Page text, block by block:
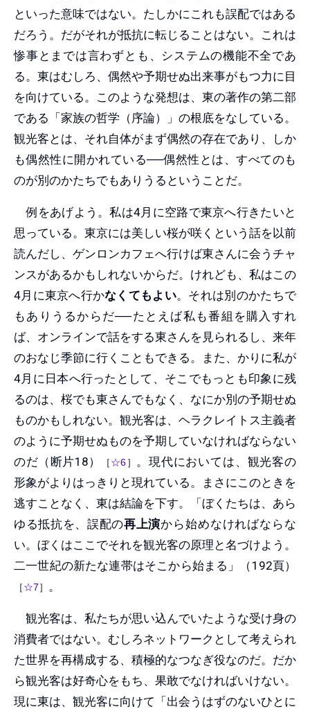
といった意味ではない。たしかにこれも誤配ではある
だろう。だがそれが抵抗に転じることはない。これは
惨事とまでは言わずとも、システムの機能不全であ
る。東はむしろ、偶然や予期せぬ出来事がもつ力に目
を向けている。このような発想は、東の著作の第二部
である「家族の哲学（序論）」の根底をなしている。
観光客とは、それ自体がまず偶然の存在であり、しか
も偶然性に開かれている──偶然性とは、すべてのも
のが別のかたちでもありうるということだ。
例をあげよう。私は4月に空路で東京へ行きたいと
思っている。東京には美しい桜が咲くという話を以前
読んだし、ゲンロンカフェへ行けば東さんに会うチャ
ンスがあるかもしれないからだ。けれども、私はこの
4月に東京へ行かなくてもよい。それは別のかたちで
もありうるからだ──たとえば私も番組を購入すれ
ば、オンラインで話をする東さんを見られるし、来年
のおなじ季節に行くこともできる。また、かりに私が
4月に日本へ行ったとして、そこでもっとも印象に残
るのは、桜でも東さんでもなく、なにか別の予期せぬ
ものかもしれない。観光客は、ヘラクレイトス主義者
のように予期せぬものを予期していなければならない
のだ（断片18）
［ ☆6 ］
。現代においては、観光客の
形象がよりはっきりと現れている。まさにこのときを
逃すことなく、東は結論を下す。「ぼくたちは、あら
ゆる抵抗を、誤配の再上演から始めなければならな
い。ぼくはここでそれを観光客の原理と名づけよう。
二一世紀の新たな連帯はそこから始まる」（192頁）
［ ☆7 ］ 。
観光客は、私たちが思い込んでいたような受け身の
消費者ではない。むしろネットワークとして考えられ
た世界を再構成する、積極的なつなぎ役なのだ。だか
ら観光客は好奇心をもち、果敢でなければいけない。
現に東は、観光客に向けて「出会うはずのないひとに